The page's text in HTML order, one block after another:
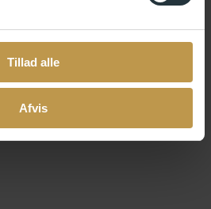
Tillad alle
Afvis